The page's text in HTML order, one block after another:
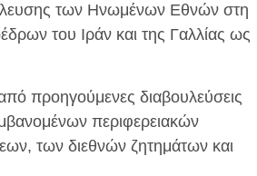
των Ηνωμένων Εθνών στη
του Ιράν και της Γαλλίας ως
προηγούμενες διαβουλεύσεις
περιφερειακών
των διεθνών ζητημάτων και